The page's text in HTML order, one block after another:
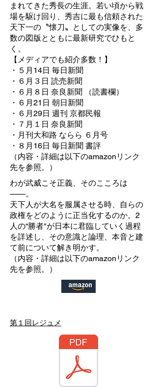
まれてきた秀長の生涯。若い頃から戦
場を駆け回り、秀吉に最も信頼された
天下一の〝懐刀〟としての実像を、多
数の図版とともに最新研究でひもと
く。
【メディアでも紹介多数！】
・５月14日 毎日新聞
・６月３日 読売新聞
・６月８日 奈良新聞 （読書欄）
・６月21日 朝日新聞
・６月29日 週刊 京都民報
・７月１日 奈良新聞
・月刊大和路 ならら ６月号
・８月16日 毎日新聞 書評
（内容・ 詳細は以下のamazonリンク
先を参照。）
わが武威こそ正義、そのこころは
——。
天下人が大名を服属させる時、自らの
政権をどのように正当化するのか。2
人の“勝者"が日本に君臨していく過程
を詳述し、その意識と論理、本音と建
て前について解き明かす。
（内容・ 詳細は以下のamazonリンク
先を参照。）
​第１回レジュメ